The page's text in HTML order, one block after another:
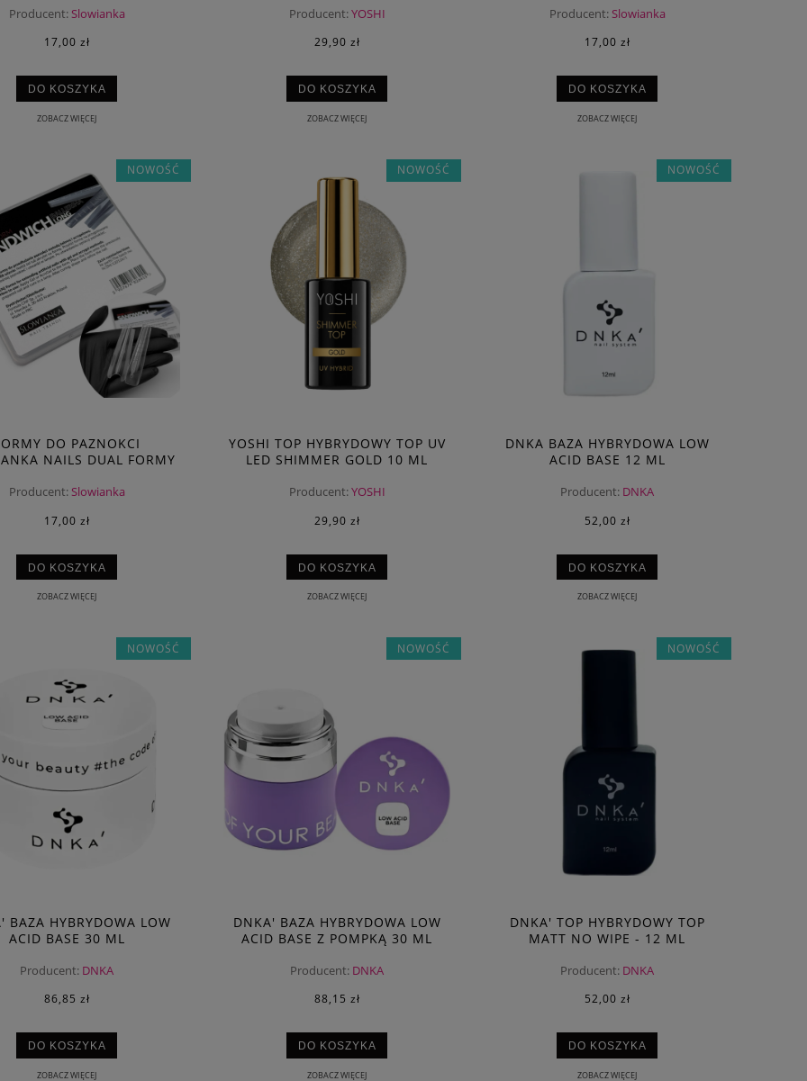
Producent: Slowianka
17,00 zł
DO KOSZYKA
ZOBACZ WIĘCEJ
Producent:YOSHI
29,90 zł
DO KOSZYKA
ZOBACZ WIĘCEJ
SQUARE
Producent: Slowianka
17,00 zł
DO KOSZYKA
ZOBACZ WIĘCEJ
DO PAZNOKCI
NAILS DUAL FORMY
Producent: Slowianka
17,00 zł
DO KOSZYKA
ZOBACZ WIĘCEJ
NOWOŚĆ
YOSHI TOP HYBRYDOWY TOP UV
LED SHIMMER GOLD 10 ML
Producent:YOSHI
29,90 zł
DO KOSZYKA
ZOBACZ WIĘCEJ
NOWOŚĆ
DNKA BAZA HYBRYDOWA LOW
ACID BASE 12 ML
Producent: DNKA
52,00 zł
DO KOSZYKA
ZOBACZ WIĘCEJ
NOWOŚĆ
BAZA HYBRYDOWA LOW
ACID BASE 30 ML
Producent: DNKA
86,85 zł
DO KOSZYKA
ZOBACZ WIĘCEJ
NOWOŚĆ
DNKA' BAZA HYBRYDOWA LOW
ACID BASE Z POMPKĄ 30 ML
Producent: DNKA
88,15 zł
DO KOSZYKA
ZOBACZ WIĘCEJ
NOWOŚĆ
DNKA' TOP HYBRYDOWY TOP
MATT NO WIPE - 12 ML
Producent: DNKA
52,00 zł
DO KOSZYKA
ZOBACZ WIĘCEJ
NOWOŚĆ